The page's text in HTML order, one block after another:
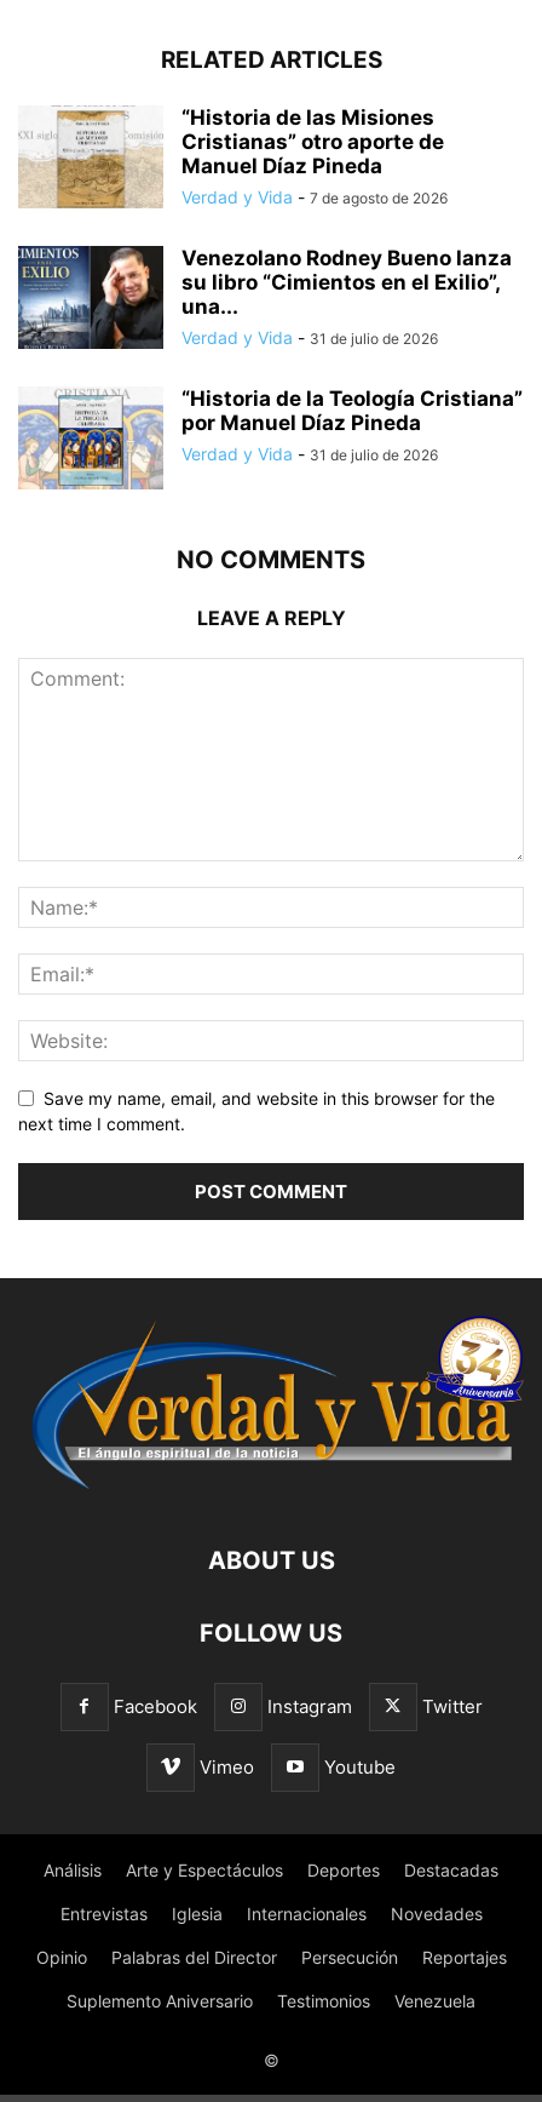
RELATED ARTICLES
“Historia de las Misiones
Cristianas” otro aporte de
Manuel Díaz Pineda
Verdad y Vida - 7 de agosto de 2026
Venezolano Rodney Bueno lanza
su libro “Cimientos en el Exilio”,
una...
Verdad y Vida - 31 de julio de 2026
“Historia de la Teología Cristiana”
por Manuel Díaz Pineda
Verdad y Vida - 31 de julio de 2026
NO COMMENTS
LEAVE A REPLY
Save my name, email, and website in this browser for the
next time I comment.
ABOUT US
FOLLOW US
Facebook Instagram Twitter
Vimeo Youtube
Análisis Arte y Espectáculos Deportes Destacadas
Entrevistas Iglesia Internacionales Novedades
Opinio Palabras del Director Persecución Reportajes
Suplemento Aniversario Testimonios Venezuela
©